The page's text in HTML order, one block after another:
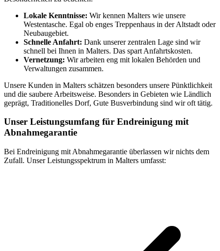
Lokale Kenntnisse: Wir kennen Malters wie unsere
Westentasche. Egal ob enges Treppenhaus in der Altstadt oder
Neubaugebiet.
Schnelle Anfahrt: Dank unserer zentralen Lage sind wir
schnell bei Ihnen in Malters. Das spart Anfahrtskosten.
Vernetzung: Wir arbeiten eng mit lokalen Behörden und
Verwaltungen zusammen.
Unsere Kunden in Malters schätzen besonders unsere Pünktlichkeit
und die saubere Arbeitsweise. Besonders in Gebieten wie Ländlich
geprägt, Traditionelles Dorf, Gute Busverbindung sind wir oft tätig.
Unser Leistungsumfang für Endreinigung mit
Abnahmegarantie
Bei Endreinigung mit Abnahmegarantie überlassen wir nichts dem
Zufall. Unser Leistungsspektrum in Malters umfasst: